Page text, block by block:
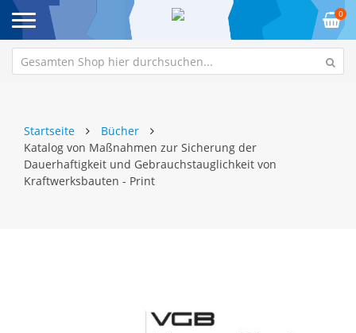
0
Startseite
Bücher
Katalog von Maßnahmen zur Sicherung der
Dauerhaftigkeit und Gebrauchstauglichkeit von
Kraftwerksbauten - Print